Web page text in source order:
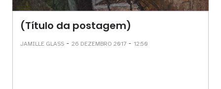
(Título da postagem)
JAMILLE GLASS - 26 DEZEMBRO 2017 - 12:50